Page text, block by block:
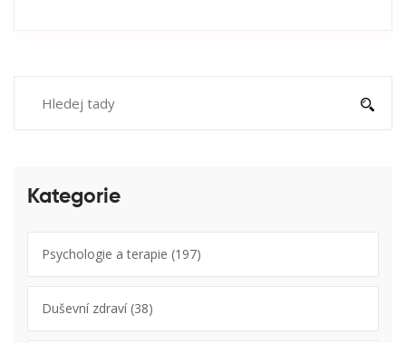
Kategorie
Psychologie a terapie (197)
Duševní zdraví(38)